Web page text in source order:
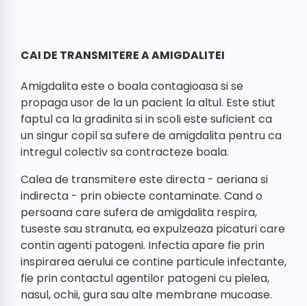
CAI DE TRANSMITERE A AMIGDALITEI
Amigdalita este o boala contagioasa si se
propaga usor de la un pacient la altul. Este stiut
faptul ca la gradinita si in scoli este suficient ca
un singur copil sa sufere de amigdalita pentru ca
intregul colectiv sa contracteze boala.
Calea de transmitere este directa - aeriana si
indirecta - prin obiecte contaminate. Cand o
persoana care sufera de amigdalita respira,
tuseste sau stranuta, ea expulzeaza picaturi care
contin agenti patogeni. Infectia apare fie prin
inspirarea aerului ce contine particule infectante,
fie prin contactul agentilor patogeni cu pielea,
nasul, ochii, gura sau alte membrane mucoase.